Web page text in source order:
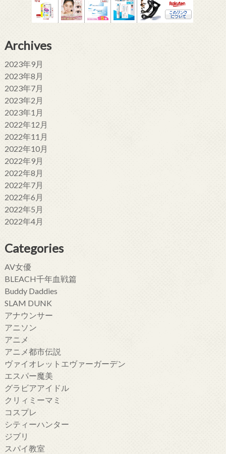
Archives
2023年9月
2023年8月
2023年7月
2023年2月
2023年1月
2022年12月
2022年11月
2022年10月
2022年9月
2022年8月
2022年7月
2022年6月
2022年5月
2022年4月
Categories
AV女優
BLEACH千年血戦篇
Buddy Daddies
SLAM DUNK
アナウンサー
アニソン
アニメ
アニメ都市伝説
ヴァイオレットエヴァーガーデン
エスパー魔美
グラビアアイドル
クリィミーマミ
コスプレ
シティーハンター
ジブリ
スパイ教室